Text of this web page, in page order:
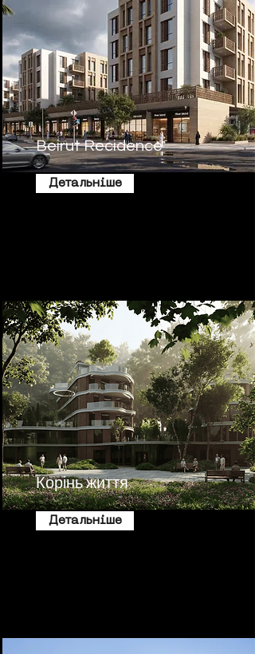
Beirut Recidence
Детальніше
Корінь життя
Детальніше